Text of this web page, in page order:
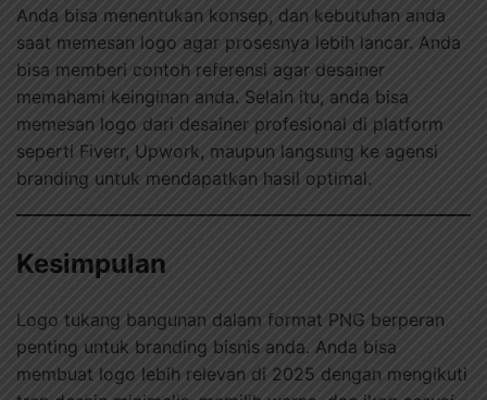
Anda bisa menentukan konsep, dan kebutuhan anda
saat memesan logo agar prosesnya lebih lancar. Anda
bisa memberi contoh referensi agar desainer
memahami keinginan anda. Selain itu, anda bisa
memesan logo dari desainer profesional di platform
seperti Fiverr, Upwork, maupun langsung ke agensi
branding untuk mendapatkan hasil optimal.
Kesimpulan
Logo tukang bangunan dalam format PNG berperan
penting untuk branding bisnis anda. Anda bisa
membuat logo lebih relevan di 2025 dengan mengikuti